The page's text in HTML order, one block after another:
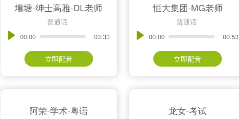
壤塘-绅士高雅-DL老师
普通话
00:00 03:33
立即配音
恒大集团-MG老师
普通话
00:00 00:53
立即配音
阿荣-学术-粤语 龙女-考试